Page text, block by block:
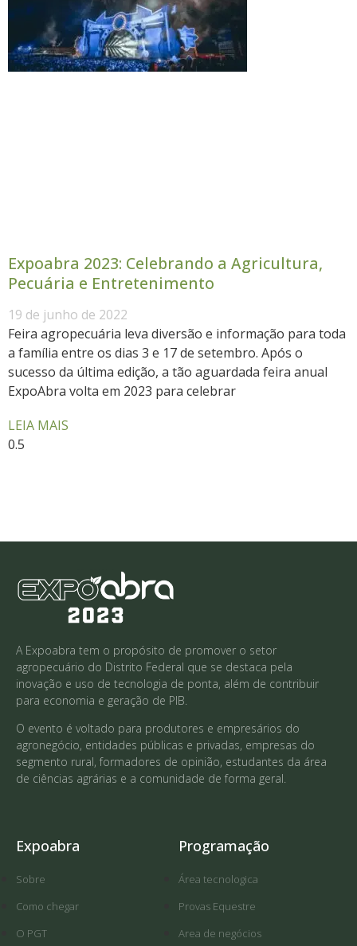
Expoabra 2023: Celebrando a Agricultura,
Pecuária e Entretenimento
19 de junho de 2022
Feira agropecuária leva diversão e informação para toda
a família entre os dias 3 e 17 de setembro. Após o
sucesso da última edição, a tão aguardada feira anual
ExpoAbra volta em 2023 para celebrar
LEIA MAIS
A Expoabra tem o propósito de promover o setor
agropecuário do Distrito Federal que se destaca pela
inovação e uso de tecnologia de ponta, além de contribuir
para economia e geração de PIB.
O evento é voltado para produtores e empresários do
agronegócio, entidades públicas e privadas, empresas do
segmento rural, formadores de opinião, estudantes da área
de ciências agrárias e a comunidade de forma geral.
Expoabra
Sobre
Como chegar
O PGT
Programação
Área tecnologica
Provas Equestre
Area de negócios